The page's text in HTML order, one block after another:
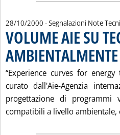
28/10/2000 - Segnalazioni Note
VOLUME AIE SU
“Experience curves for
curato dall'Aie-Agenzia
progettazione di
compatibili a livello ambientale,